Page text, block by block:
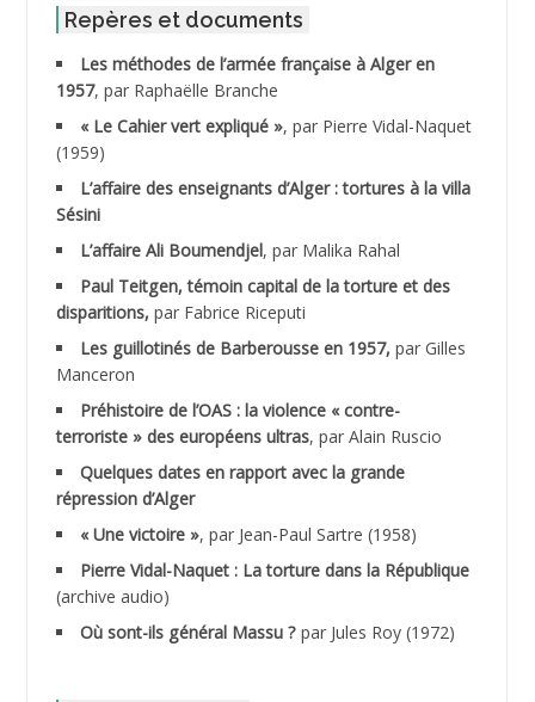
ABID Mohamed
ABNOUN Salah
ACHACHE M.*
ACHLAF Ali
ADALMI
ADANE Ramdane *
ADDAD
ADDALA Boualem*
ADDANE
ADDECHE Rachid
Repères et documents
Les méthodes de l’armée française à Alger en
1957, par Raphaëlle Branche
« Le Cahier vert expliqué », par Pierre Vidal-Naquet
(1959)
L’affaire des enseignants d’Alger : tortures à la villa
Sésini
L’affaire Ali Boumendjel, par Malika Rahal
Paul Teitgen, témoin capital de la torture et des
disparitions, par Fabrice Riceputi
Les guillotinés de Barberousse en 1957, par Gilles
Manceron
Préhistoire de l’OAS : la violence « contre-
terroriste » des européens ultras, par Alain Ruscio
Quelques dates en rapport avec la grande
répression d’Alger
« Une victoire », par Jean-Paul Sartre (1958)
Pierre Vidal-Naquet : La torture dans la République
(archive audio)
Où sont-ils général Massu ? par Jules Roy (1972)